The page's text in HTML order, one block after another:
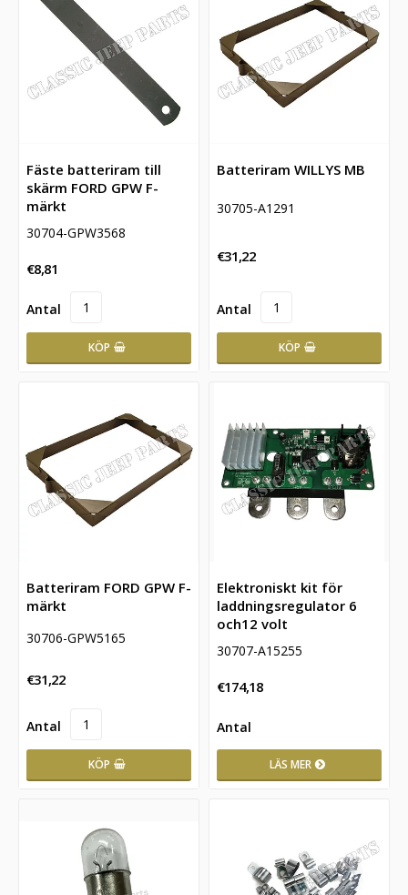
Fäste batteriram till
skärm FORD GPW F-
märkt
30704-GPW3568
€8,81
KÖP
Batteriram WILLYS MB
30705-A1291
€31,22
KÖP
Batteriram FORD GPW F-
märkt
30706-GPW5165
€31,22
KÖP
Elektroniskt kit för
laddningsregulator 6
och12 volt
30707-A15255
€174,18
LÄS MER